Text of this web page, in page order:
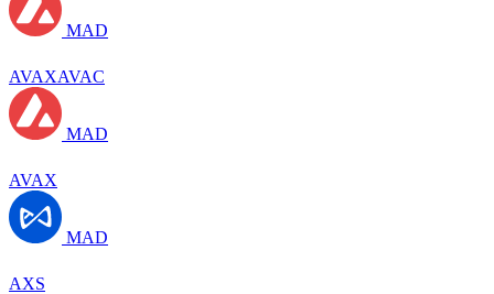
MAD
AVAXAVAC
MAD
AVAX
MAD
AXS